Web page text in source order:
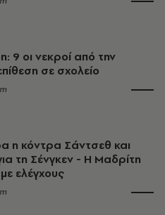
9 οι νεκροί από την
σε σχολείο
η κόντρα Σάντσεθ και
τη Σένγκεν - Η Μαδρίτη
ελέγχους